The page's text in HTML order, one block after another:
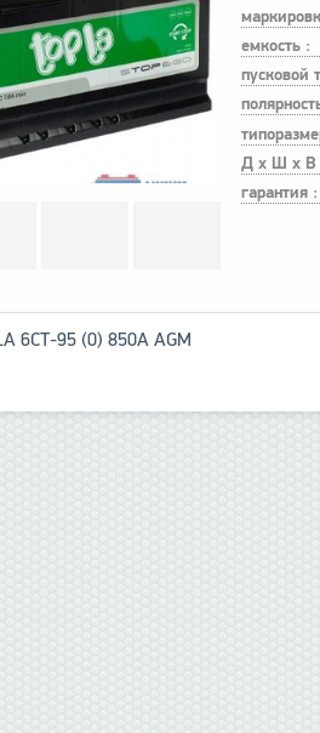
емкость :
пусковой
Д х Ш х В
гарантия :
6СТ-95 (0) 850А AGM